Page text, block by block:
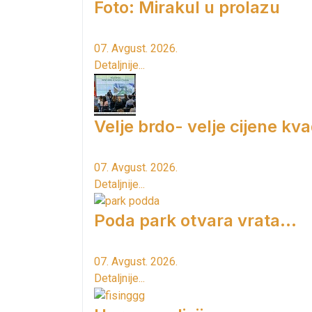
Foto: Mirakul u prolazu
07. Avgust. 2026.
Detaljnije...
Velje brdo- velje cijene
07. Avgust. 2026.
Detaljnije...
Poda park otvara vrata...
07. Avgust. 2026.
Detaljnije...